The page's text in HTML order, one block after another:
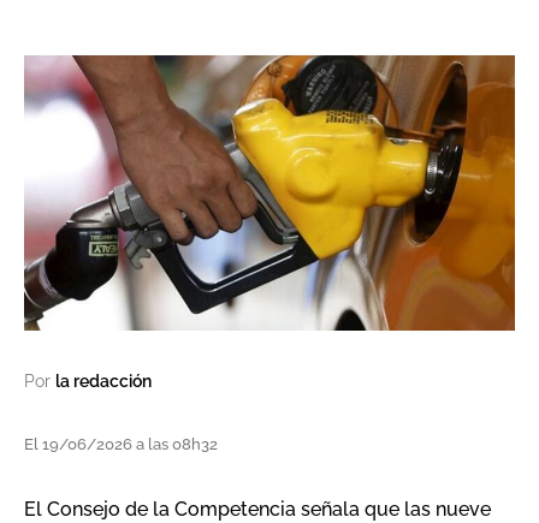
Por la redacción
El 19/06/2026 a las 08h32
El Consejo de la Competencia señala que las nueve